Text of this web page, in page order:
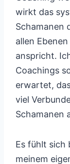
wirkt das
Schamanen
allen
anspricht.
Coachings
erwartet,
viel
Schamanen
Es fühlt sich
meinem